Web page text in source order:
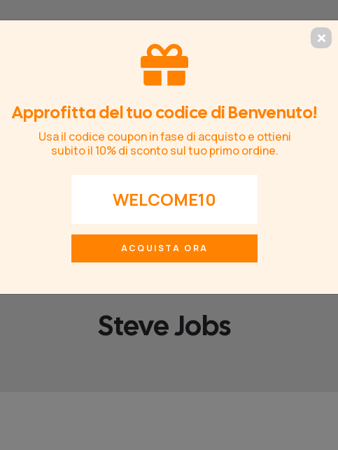
CAMERETTE
ADESIVA
Steve Jobs
Approfitta del tuo codice di Benvenuto!
Usa il codice coupon in fase di acquisto e ottieni
subito il 10% di sconto sul tuo primo ordine.
WELCOME10
ACQUISTA ORA